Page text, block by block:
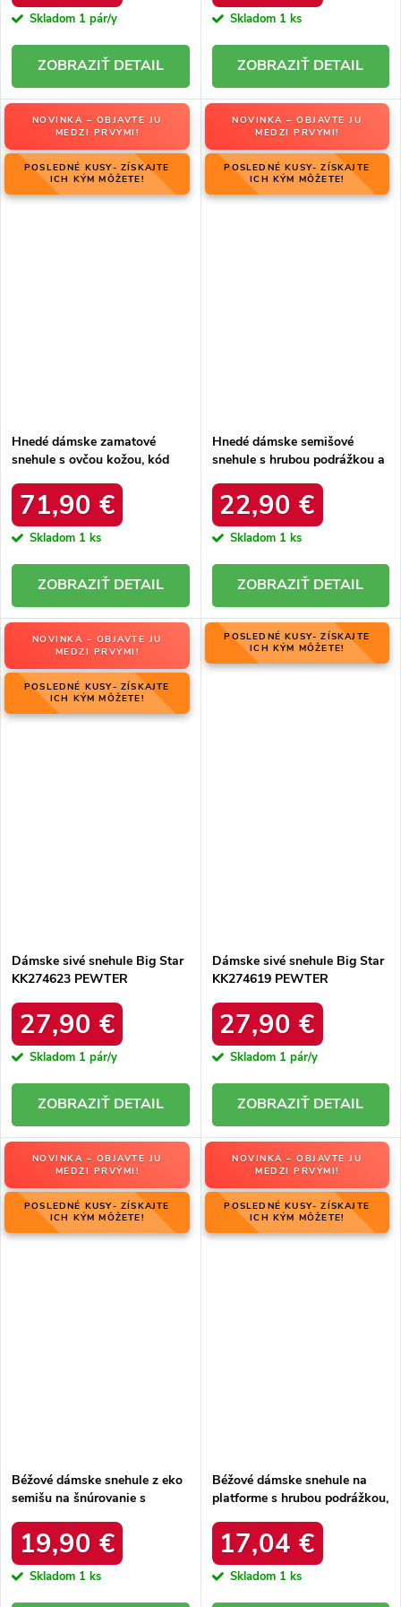
Skladom 1 pár/y
DETAIL
Skladom 1 ks
DETAIL
NOVINKA – OBJAVTE JU
MEDZI PRVÝMI!
POSLEDNÉ KUSY- ZÍSKAJTE
ICH KÝM MÔŽETE!
Hnedé dámske zamatové
snehule s ovčou kožou, kód
71,90 €
Skladom 1 ks
DETAIL
NOVINKA – OBJAVTE JU
MEDZI PRVÝMI!
POSLEDNÉ KUSY- ZÍSKAJTE
ICH KÝM MÔŽETE!
Hnedé dámske semišové
snehule s hrubou podrážkou a
produktu OO274A098
22,90 €
Skladom 1 ks
DETAIL
NOVINKA – OBJAVTE JU
MEDZI PRVÝMI!
POSLEDNÉ KUSY- ZÍSKAJTE
ICH KÝM MÔŽETE!
Dámske sivé snehule Big Star
KK274623 PEWTER
27,90 €
Skladom 1 pár/y
DETAIL
POSLEDNÉ KUSY- ZÍSKAJTE
ICH KÝM MÔŽETE!
Dámske sivé snehule Big Star
KK274619 PEWTER
27,90 €
Skladom 1 pár/y
DETAIL
NOVINKA – OBJAVTE JU
MEDZI PRVÝMI!
POSLEDNÉ KUSY- ZÍSKAJTE
ICH KÝM MÔŽETE!
Béžové dámske snehule z eko
semišu na šnúrovanie s
produktu C3016 BEIGE
19,90 €
Skladom 1 ks
NOVINKA – OBJAVTE JU
MEDZI PRVÝMI!
POSLEDNÉ KUSY- ZÍSKAJTE
ICH KÝM MÔŽETE!
Béžové dámske snehule na
platforme s hrubou podrážkou,
925 KHAKI
17,04 €
Skladom 1 ks